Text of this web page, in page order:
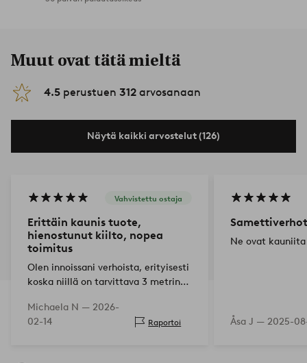
Muut ovat tätä mieltä
4.5 perustuen 312 arvosanaan
Näytä kaikki arvostelut (126)
Vahvistettu ostaja
Erittäin kaunis tuote,
hienostunut kiilto, nopea
toimitus
Olen innoissani verhoista, erityisesti
koska niillä on tarvittava 3 metrin
upealta.
Michaela N — 2026-
02-14
Raportoi
Samettiverhot
Ne ovat kauniita
Åsa J — 2025-